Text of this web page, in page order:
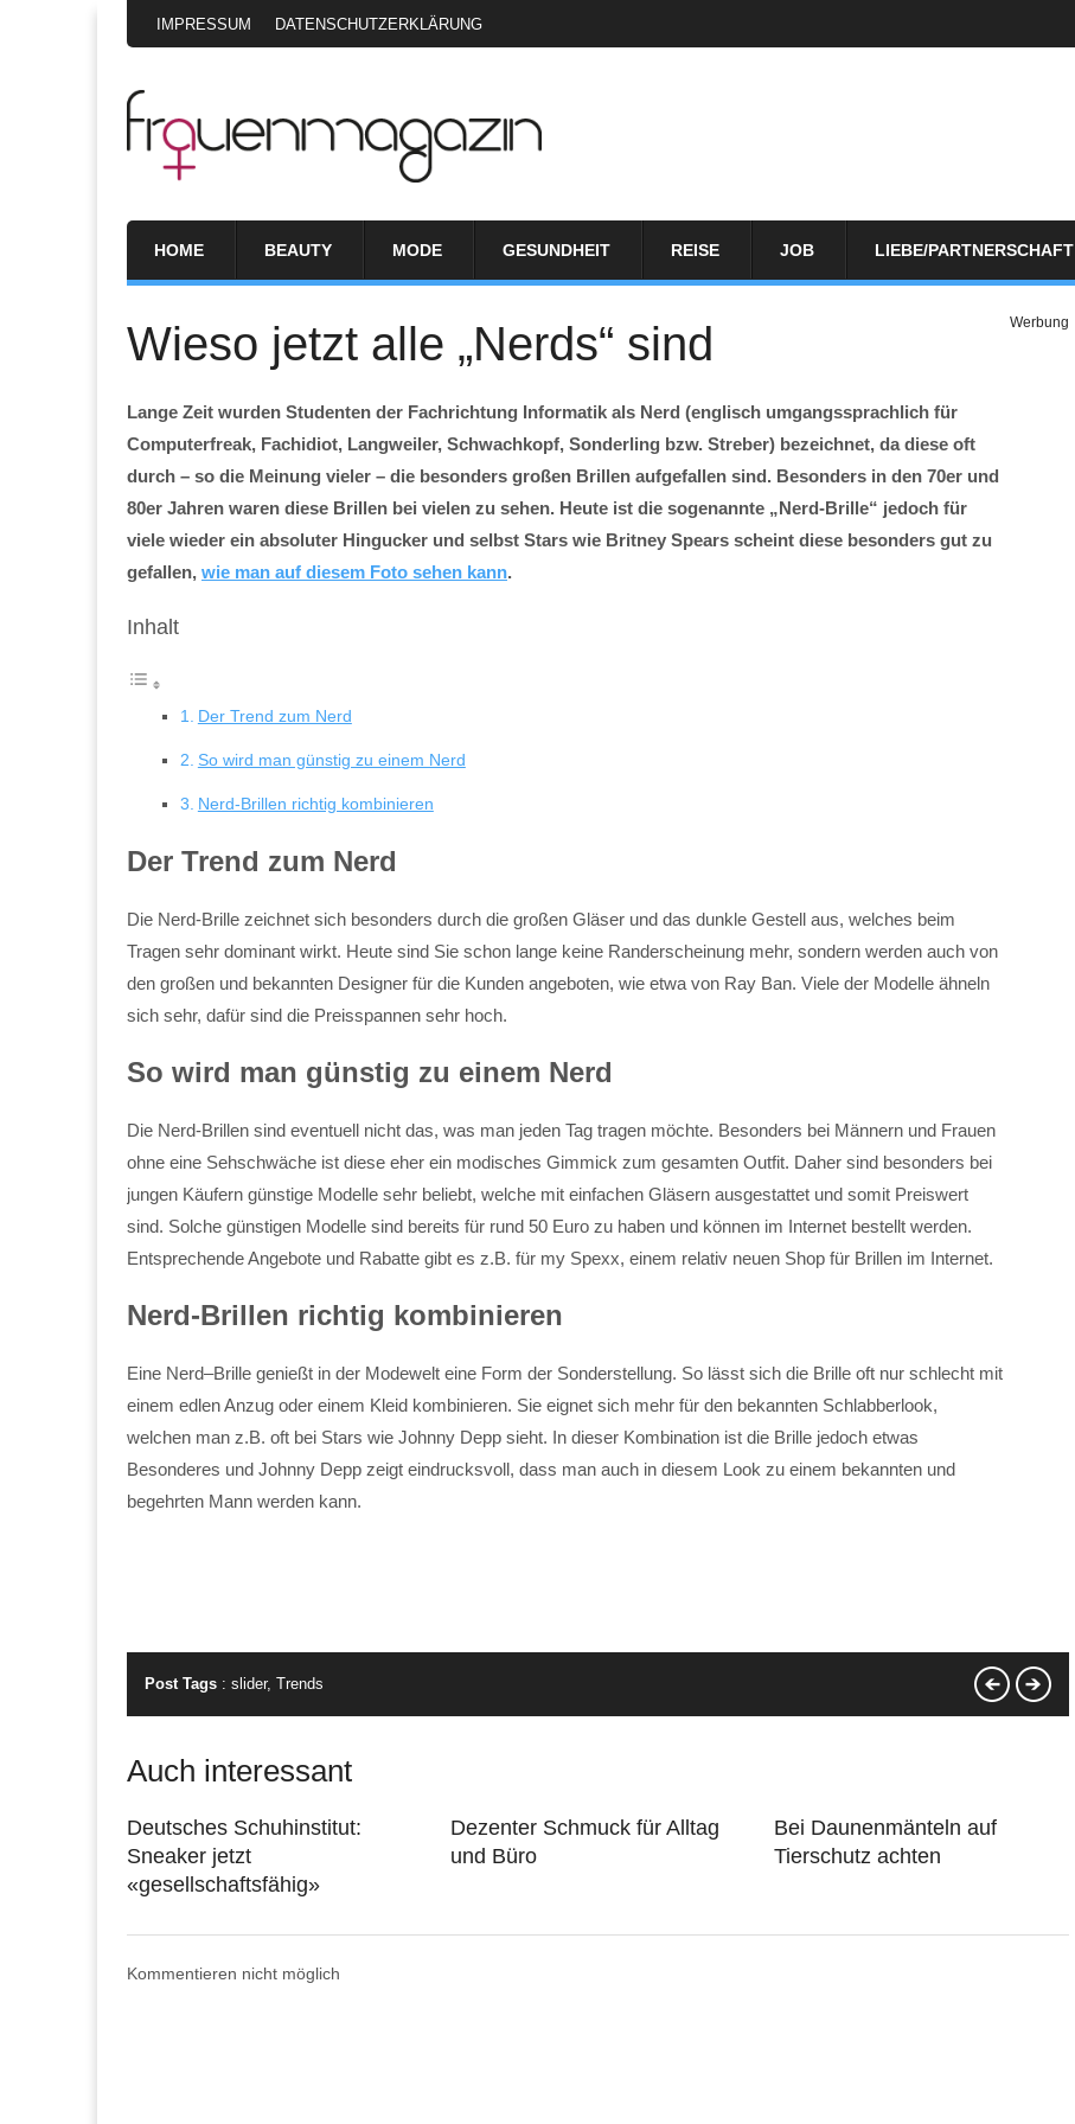
IMPRESSUM DATENSCHUTZERKLÄRUNG
HOME BEAUTY MODE GESUNDHEIT REISE JOB LIEBE/PARTNERSCHAFT
Wieso jetzt alle „Nerds“ sind Werbung
Lange Zeit wurden Studenten der Fachrichtung Informatik als Nerd (englisch umgangssprachlich für
Computerfreak, Fachidiot, Langweiler, Schwachkopf, Sonderling bzw. Streber) bezeichnet, da diese oft
durch – so die Meinung vieler – die besonders großen Brillen aufgefallen sind. Besonders in den 70er und
80er Jahren waren diese Brillen bei vielen zu sehen. Heute ist die sogenannte „Nerd-Brille“ jedoch für
viele wieder ein absoluter Hingucker und selbst Stars wie Britney Spears scheint diese besonders gut zu
gefallen, wie man auf diesem Foto sehen kann.
Inhalt
Der Trend zum Nerd
So wird man günstig zu einem Nerd
Nerd-Brillen richtig kombinieren
Der Trend zum Nerd
Die Nerd-Brille zeichnet sich besonders durch die großen Gläser und das dunkle Gestell aus, welches beim
Tragen sehr dominant wirkt. Heute sind Sie schon lange keine Randerscheinung mehr, sondern werden auch von
den großen und bekannten Designer für die Kunden angeboten, wie etwa von Ray Ban. Viele der Modelle ähneln
sich sehr, dafür sind die Preisspannen sehr hoch.
So wird man günstig zu einem Nerd
Die Nerd-Brillen sind eventuell nicht das, was man jeden Tag tragen möchte. Besonders bei Männern und Frauen
ohne eine Sehschwäche ist diese eher ein modisches Gimmick zum gesamten Outfit. Daher sind besonders bei
jungen Käufern günstige Modelle sehr beliebt, welche mit einfachen Gläsern ausgestattet und somit Preiswert
sind. Solche günstigen Modelle sind bereits für rund 50 Euro zu haben und können im Internet bestellt werden.
Entsprechende Angebote und Rabatte gibt es z.B. für my Spexx, einem relativ neuen Shop für Brillen im Internet.
Nerd-Brillen richtig kombinieren
Eine Nerd–Brille genießt in der Modewelt eine Form der Sonderstellung. So lässt sich die Brille oft nur schlecht mit
einem edlen Anzug oder einem Kleid kombinieren. Sie eignet sich mehr für den bekannten Schlabberlook,
welchen man z.B. oft bei Stars wie Johnny Depp sieht. In dieser Kombination ist die Brille jedoch etwas
Besonderes und Johnny Depp zeigt eindrucksvoll, dass man auch in diesem Look zu einem bekannten und
begehrten Mann werden kann.
Post Tags : slider, Trends
Auch interessant
Deutsches Schuhinstitut:
Sneaker jetzt
«gesellschaftsfähig»
Dezenter Schmuck für Alltag
und Büro
Bei Daunenmänteln auf
Tierschutz achten
Kommentieren nicht möglich